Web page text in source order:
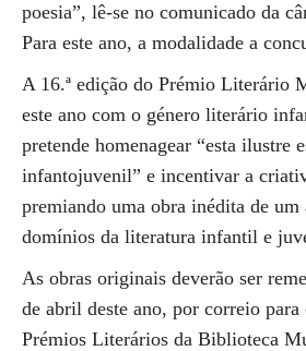
poesia”, lê-se no comunicado da
Para este ano, a modalidade a
A 16.ª edição do Prémio Literário
este ano com o género literário
pretende homenagear “esta ilustre
infantojuvenil” e incentivar a
premiando uma obra inédita de um
domínios da literatura infantil e
As obras originais deverão ser
de abril deste ano, por correio para
Prémios Literários da Biblioteca